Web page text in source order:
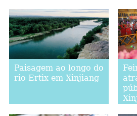
Dragão em Henan
Paisagem ao longo do
rio Ertix em Xinjiang